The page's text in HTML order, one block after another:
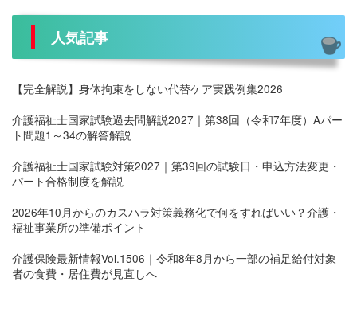
人気記事
【完全解説】身体拘束をしない代替ケア実践例集2026
介護福祉士国家試験過去問解説2027｜第38回（令和7年度）Aパー
ト問題1～34の解答解説
介護福祉士国家試験対策2027｜第39回の試験日・申込方法変更・
パート合格制度を解説
2026年10月からのカスハラ対策義務化で何をすればいい？介護・
福祉事業所の準備ポイント
介護保険最新情報Vol.1506｜令和8年8月から一部の補足給付対象
者の食費・居住費が見直しへ